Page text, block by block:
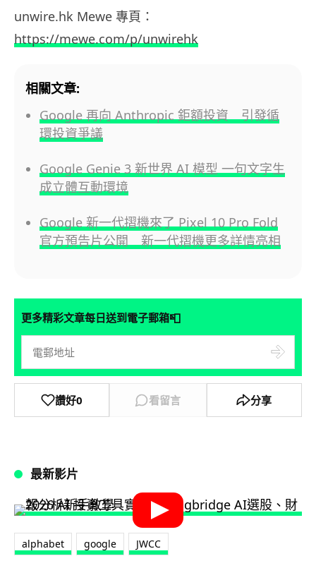
unwire.hk Mewe 專頁：
https://mewe.com/p/unwirehk
相關文章:
Google 再向 Anthropic 鉅額投資 引發循
環投資爭議
Google Genie 3 新世界 AI 模型 一句文字生
成立體互動環境
Google 新一代摺機來了 Pixel 10 Pro Fold
官方預告片公開 新一代摺機更多詳情亮相
更多精彩文章每日送到電子郵箱📮
讚好0 看留言 分享
最新影片
alphabet google JWCC